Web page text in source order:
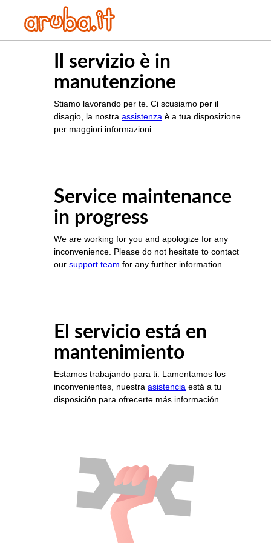
Il servizio è in
manutenzione
Stiamo lavorando per te. Ci scusiamo per il
disagio, la nostra assistenza è a tua disposizione
per maggiori informazioni
Service maintenance
in progress
We are working for you and apologize for any
inconvenience. Please do not hesitate to contact
our support team for any further information
El servicio está en
mantenimiento
Estamos trabajando para ti. Lamentamos los
inconvenientes, nuestra asistencia está a tu
disposición para ofrecerte más información